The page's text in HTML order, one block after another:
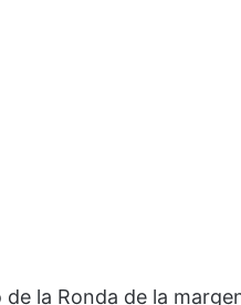
de la Ronda de la